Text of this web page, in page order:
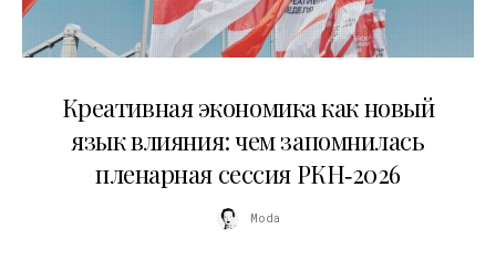
Креативная экономика как новый
язык влияния: чем запомнилась
пленарная сессия РКН‑2026
Moda